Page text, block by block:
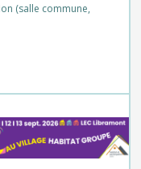
(salle commune,